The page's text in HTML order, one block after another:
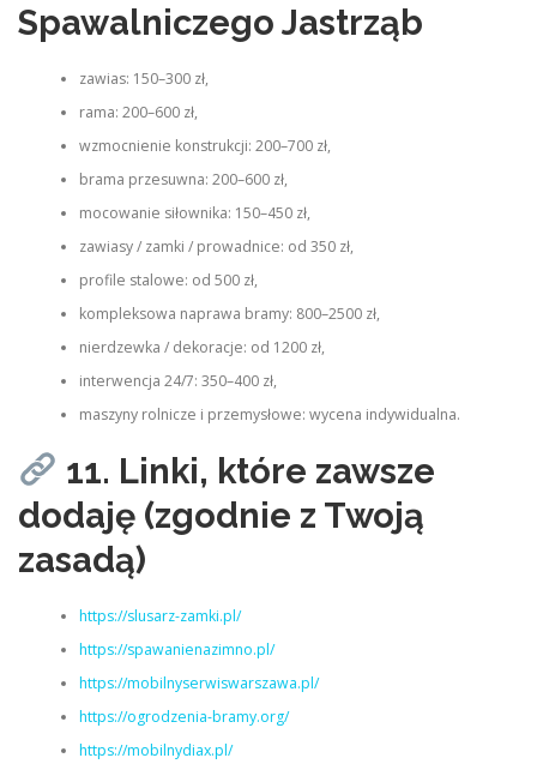
Spawalniczego Jastrząb
zawias: 150–300 zł,
rama: 200–600 zł,
wzmocnienie konstrukcji: 200–700 zł,
brama przesuwna: 200–600 zł,
mocowanie siłownika: 150–450 zł,
zawiasy / zamki / prowadnice: od 350 zł,
profile stalowe: od 500 zł,
kompleksowa naprawa bramy: 800–2500 zł,
nierdzewka / dekoracje: od 1200 zł,
interwencja 24/7: 350–400 zł,
maszyny rolnicze i przemysłowe: wycena indywidualna.
11. Linki, które zawsze
dodaję (zgodnie z Twoją
zasadą)
https://slusarz-zamki.pl/
https://spawanienazimno.pl/
https://mobilnyserwiswarszawa.pl/
https://ogrodzenia-bramy.org/
https://mobilnydiax.pl/